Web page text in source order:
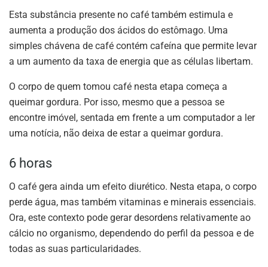
Esta substância presente no café também estimula e
aumenta a produção dos ácidos do estômago. Uma
simples chávena de café contém cafeína que permite levar
a um aumento da taxa de energia que as células libertam.
O corpo de quem tomou café nesta etapa começa a
queimar gordura. Por isso, mesmo que a pessoa se
encontre imóvel, sentada em frente a um computador a ler
uma notícia, não deixa de estar a queimar gordura.
6 horas
O café gera ainda um efeito diurético. Nesta etapa, o corpo
perde água, mas também vitaminas e minerais essenciais.
Ora, este contexto pode gerar desordens relativamente ao
cálcio no organismo, dependendo do perfil da pessoa e de
todas as suas particularidades.